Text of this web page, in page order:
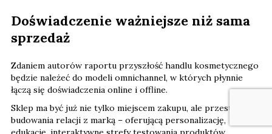
Doświadczenie ważniejsze niż sama
sprzedaż
Zdaniem autorów raportu przyszłość handlu kosmetycznego
będzie należeć do modeli omnichannel, w których płynnie
łączą się doświadczenia online i offline.
Sklep ma być już nie tylko miejscem zakupu, ale przestrzenią
budowania relacji z marką – oferującą personalizację,